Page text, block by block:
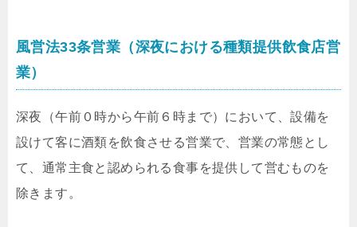
風営法33条営業（深夜における種類提供飲食店営
業）
深夜（午前０時から午前６時まで）において、設備を
設けて客に酒類を飲食させる営業で、営業の常態とし
て、通常主食と認められる食事を提供して営むものを
除きます。